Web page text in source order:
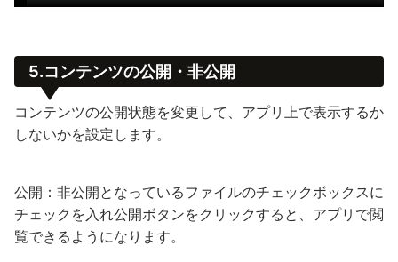
5.コンテンツの公開・非公開
コンテンツの公開状態を変更して、アプリ上で表示するか
しないかを設定します。
公開：非公開となっているファイルのチェックボックスに
チェックを入れ公開ボタンをクリックすると、アプリで閲
覧できるようになります。